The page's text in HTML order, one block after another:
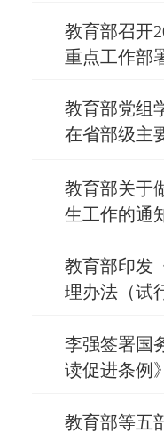
教育部召开
重点工作部
教育部党组
在省部级主
教育部关于
生工作的通
教育部印发
理办法（试
李强签署国
读促进条例》
教育部等五